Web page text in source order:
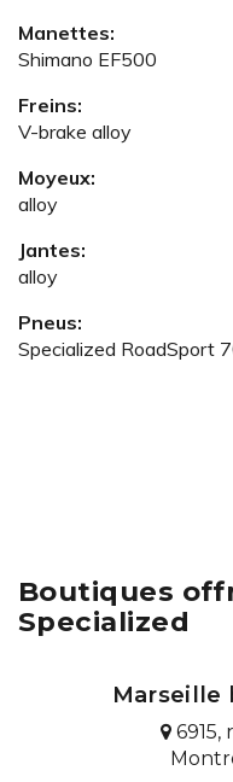
Manettes:
Shimano EF500
Freins:
V-brake alloy
Moyeux:
alloy
Jantes:
alloy
Pneus:
Specialized RoadSport
Boutiques
Specialized
Marseille
6915,